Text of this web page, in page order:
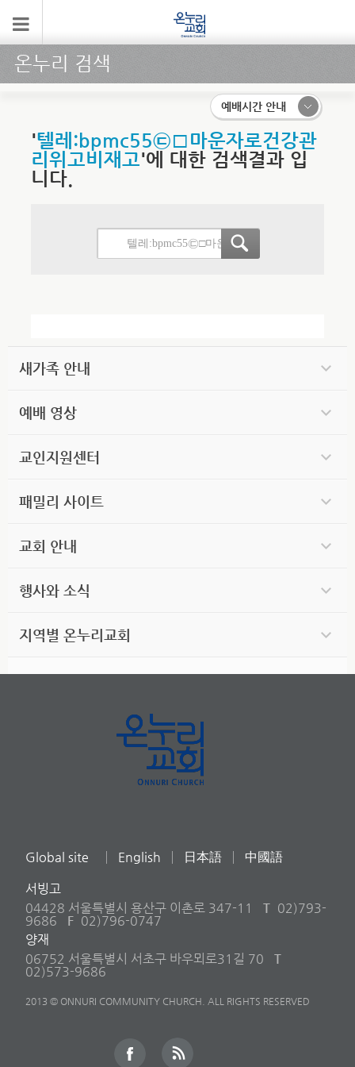
온누리 검색
예배시간 안내
'텔레:bpmc55㉢□마운자로건강관
리위고비재고'에 대한 검색결과 입
니다.
새가족 안내
예배 영상
교인지원센터
패밀리 사이트
교회 안내
행사와 소식
지역별 온누리교회
Global site English 日本語 中國語
서빙고
04428 서울특별시 용산구 이촌로 347-11
T 02)793-
9686
F 02)796-0747
양재
06752 서울특별시 서초구 바우뫼로31길 70
T
02)573-9686
2013 © ONNURI COMMUNITY CHURCH. ALL RIGHTS RESERVED